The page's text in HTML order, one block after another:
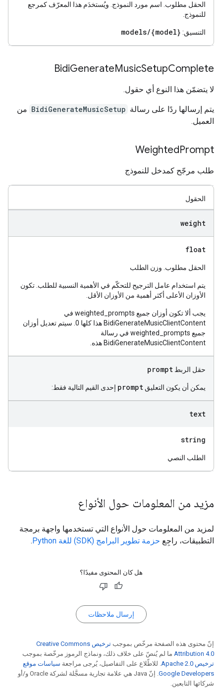
الحقل مطلوب. اسم مورد النموذج. ويُستخدَم هذا المعرّف كمرجع
للنموذج.
التنسيق: models/{model}
BidiGenerateMusicSetupComplete
لا يتضمّن هذا النوع أي حقول.
يتم إرسالها ردًا على رسالة BidiGenerateMusicSetup من
العميل.
WeightedPrompt
طلب مرجّح كمدخل للنموذج
الحقول
weight
float
الحقل مطلوب. وزن الطلب
يتم استخدام عامل الترجيح للتحكّم في الأهمية النسبية للطلب. تكون
الأوزان الأعلى أكثر أهمية من الأوزان الأقل.
يجب ألا تكون أوزان جميع weighted_prompts في
BidiGenerateMusicClientContent هذا كلها 0. سيتم تعديل أوزان
جميع weighted_prompts في رسالة
BidiGenerateMusicClientContent هذه.
حقل الربط prompt
يمكن أن يكون التعليق prompt إحدى القيم التالية فقط:
text
string
الطلب النصي
مزيد من المعلومات حول الأنواع
لمزيد من المعلومات حول الأنواع التي تستخدمها واجهة برمجة
التطبيقات، راجِع حزمة تطوير البرامج (SDK) للغة Python .
هل كان المحتوى مفيدًا؟
إرسال ملاحظات
إنّ محتوى هذه الصفحة مرخّص بموجب
ترخيص Creative Commons
Attribution 4.0‏ ما لم يُنصّ على خلاف ذلك، ونماذج الرموز مرخّصة بموجب
ترخيص Apache 2.0‏
. للاطّلاع على التفاصيل، يُرجى مراجعة سياسات موقع
Google Developers‏
. إنّ Java هي علامة تجارية مسجَّلة لشركة Oracle و/أو
شركائها التابعين.